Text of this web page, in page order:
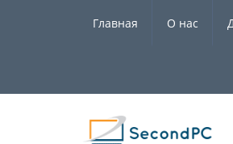
Главная О нас